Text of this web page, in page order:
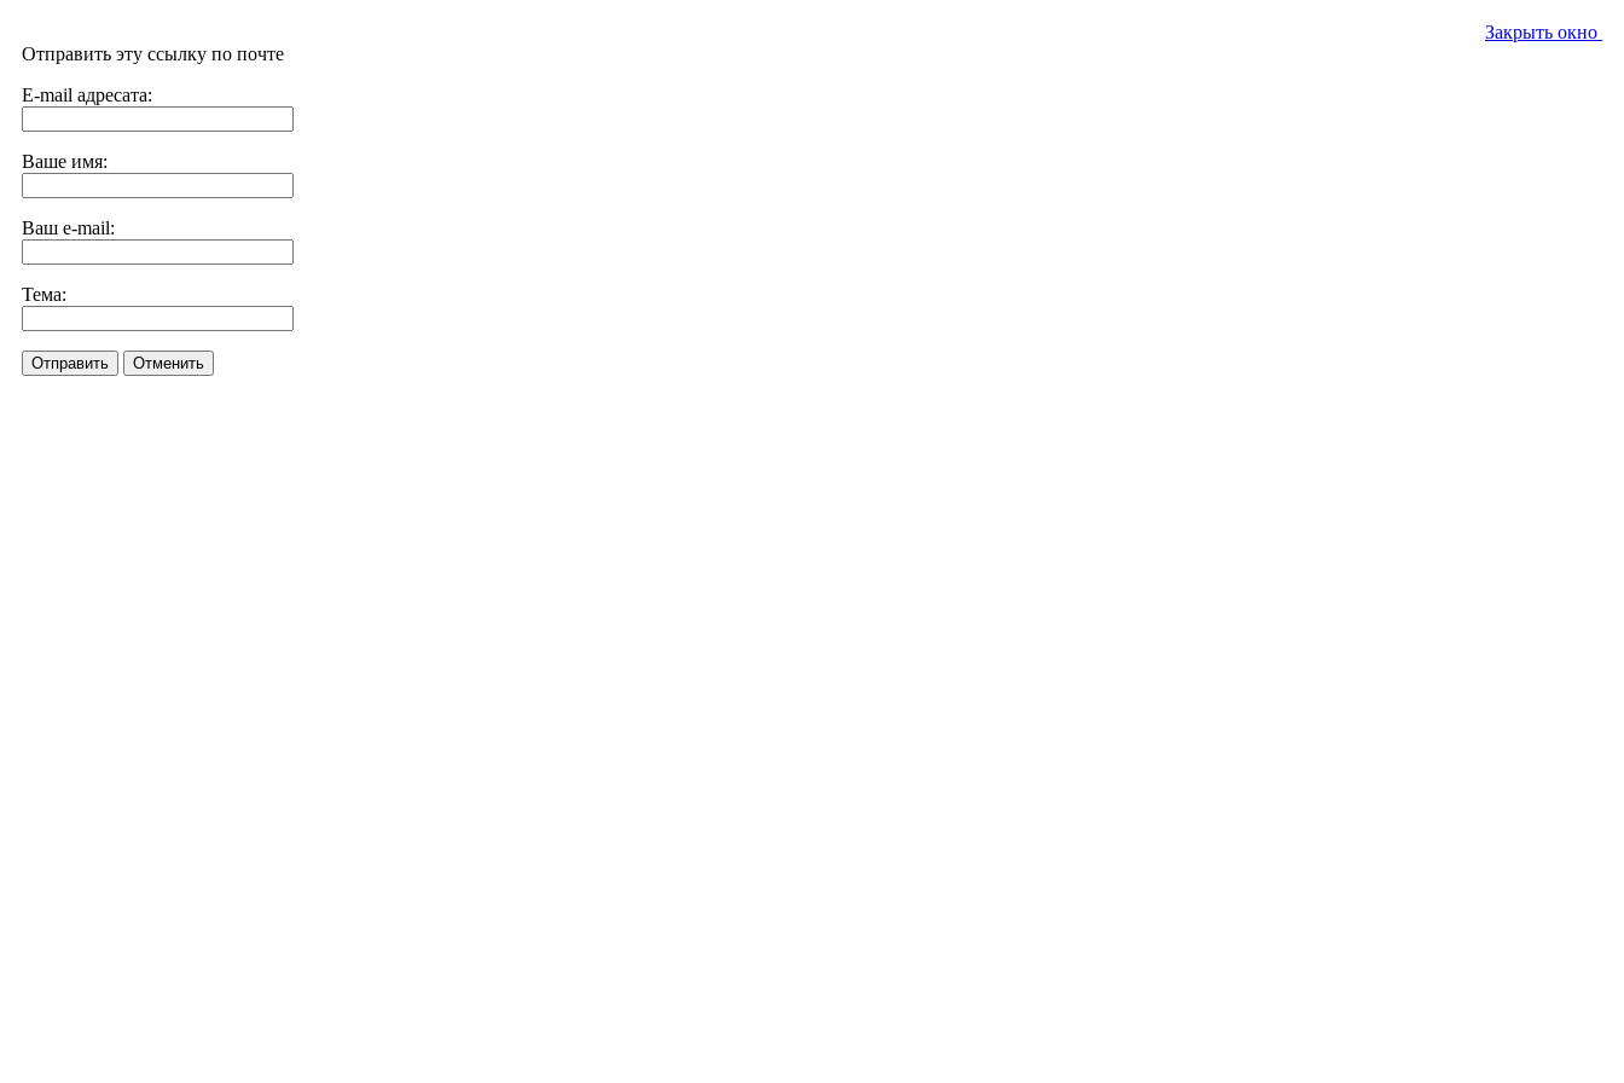
Закрыть окно
Отправить эту ссылку по почте
E-mail адресата:
Ваше имя:
Ваш e-mail:
Тема:
Отправить Отменить